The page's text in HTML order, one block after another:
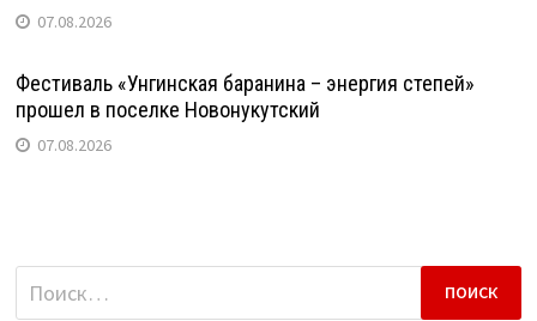
07.08.2026
Фестиваль «Унгинская баранина – энергия степей»
прошел в поселке Новонукутский
07.08.2026
Найти: